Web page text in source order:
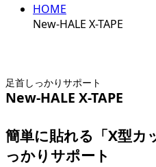
HOME
New-HALE X-TAPE
足首しっかりサポート
New-HALE X-TAPE
簡単に貼れる「X型カ
っかりサポート